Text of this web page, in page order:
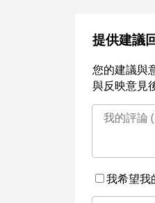
提供建議
您的建議與
與反映意見
我希望我